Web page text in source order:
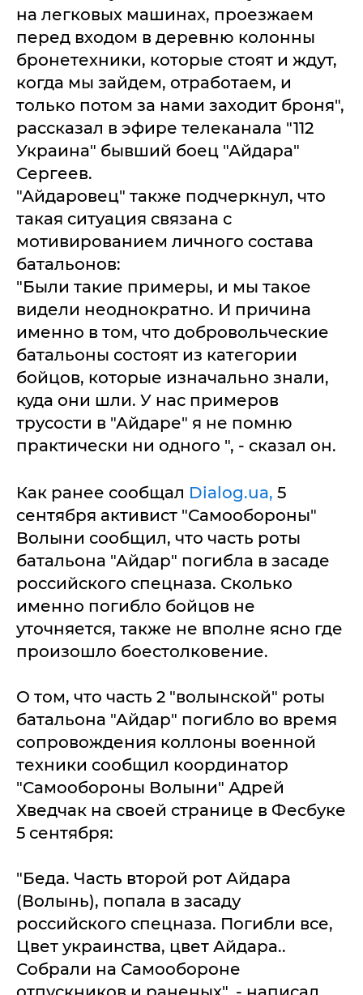
на легковых машинах, проезжаем
перед входом в деревню колонны
бронетехники, которые стоят и ждут,
когда мы зайдем, отработаем, и
только потом за нами заходит броня",
рассказал в эфире телеканала "112
Украина" бывший боец "Айдара"
Сергеев.
"Айдаровец" также подчеркнул, что
такая ситуация связана с
мотивированием личного состава
батальонов:
"Были такие примеры, и мы такое
видели неоднократно. И причина
именно в том, что добровольческие
батальоны состоят из категории
бойцов, которые изначально знали,
куда они шли. У нас примеров
трусости в "Айдаре" я не помню
практически ни одного ", - сказал он.
Как ранее сообщал Dialog.ua, 5
сентября активист "Самообороны"
Волыни сообщил, что часть роты
батальона "Айдар" погибла в засаде
российского спецназа. Сколько
именно погибло бойцов не
уточняется, также не вполне ясно где
произошло боестолковение.
О том, что часть 2 "волынской" роты
батальона "Айдар" погибло во время
сопровождения коллоны военной
техники сообщил координатор
"Самообороны Волыни" Адрей
Хведчак на своей странице в Фесбуке
5 сентября:
"Беда. Часть второй рот Айдара
(Волынь), попала в засаду
российского спецназа. Погибли все,
Цвет украинства, цвет Айдара..
Собрали на Самообороне